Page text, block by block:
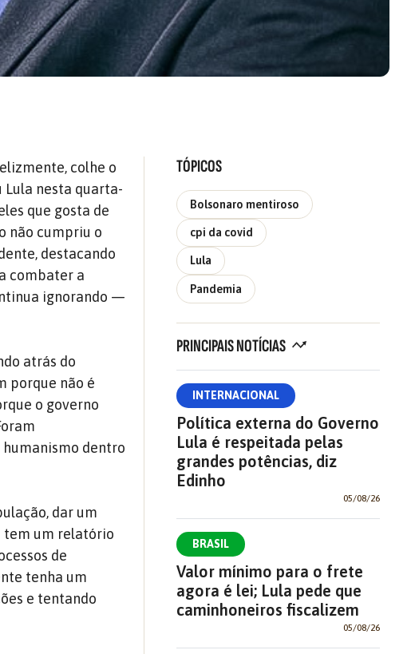
colhe o
Lula nesta quarta-
que gosta de
não cumpriu o
destacando
combater a
ignorando —
atrás do
porque não é
o governo
dentro
dar um
tem um relatório
de
tenha um
e tentando
TÓPICOS
Bolsonaro mentiroso
cpi da covid
Lula
Pandemia
PRINCIPAIS NOTÍCIAS
INTERNACIONAL
Política externa do Governo
Lula é respeitada pelas
grandes potências, diz
Edinho
05/08/26
BRASIL
Valor mínimo para o frete
agora é lei; Lula pede que
caminhoneiros fiscalizem
05/08/26